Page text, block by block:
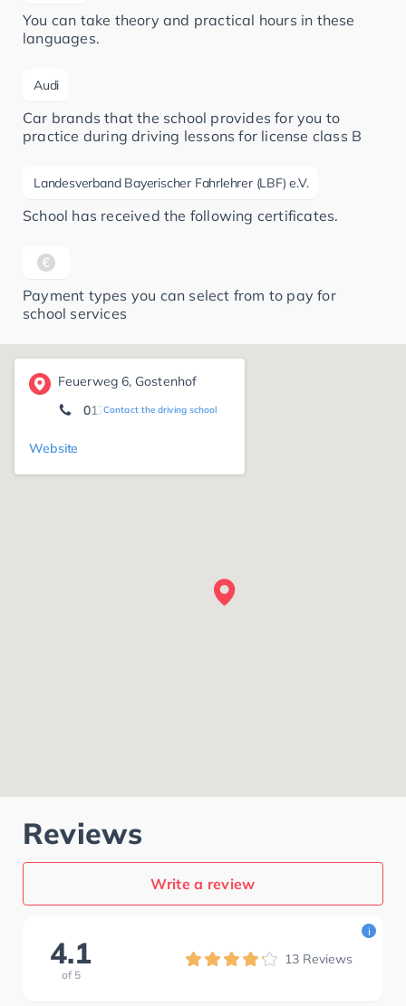
You can take theory and practical hours in these
languages.
Audi
Car brands that the school provides for you to
practice during driving lessons for license class B
Landesverband Bayerischer Fahrlehrer (LBF) e.V.
School has received the following certificates.
Payment types you can select from to pay for
school services
Feuerweg 6, Gostenhof
Contact the driving school
0171 6 55 21 00
Website
Reviews
Write a review
4.1
of 5
13 Reviews
i